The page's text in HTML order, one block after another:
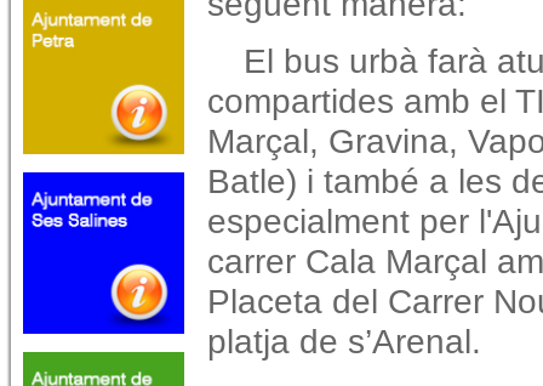
El bus urbà farà
compartides amb el
Marçal, Gravina,
Batle) i també a les
especialment per
carrer Cala Marçal
Placeta del Carrer
platja de s’Arenal.